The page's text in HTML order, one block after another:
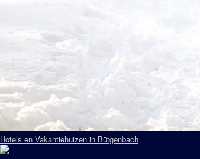
Hotels en Vakantiehuizen in Bütgenbach